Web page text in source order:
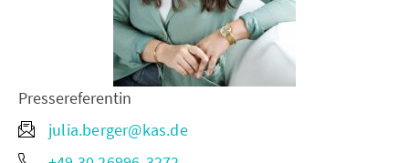
Pressereferentin
julia.berger@kas.de